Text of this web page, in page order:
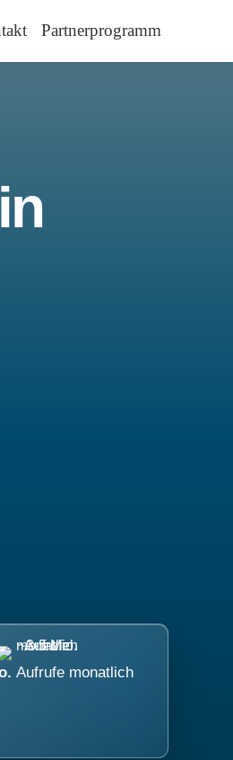
Partnerprogramm
Aufrufe monatlich